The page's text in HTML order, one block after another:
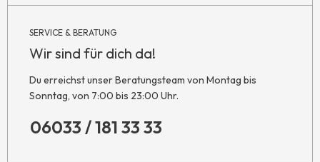
SERVICE & BERATUNG
Wir sind für dich da!
Du erreichst unser Beratungsteam von Montag bis
Sonntag, von 7:00 bis 23:00 Uhr.
06033 / 181 33 33